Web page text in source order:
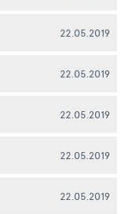
22.05.2019
22.05.2019
22.05.2019
22.05.2019
22.05.2019